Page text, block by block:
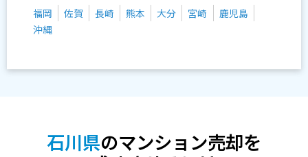
福岡 佐賀 長崎 熊本 大分 宮崎
鹿児島
沖縄
石川県のマンション売却を